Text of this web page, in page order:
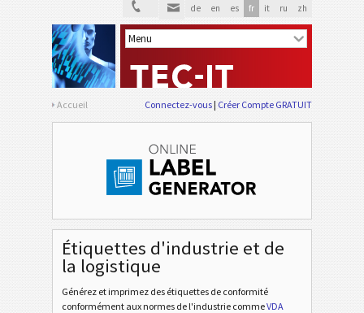
de en es fr it ru zh
Accueil Connectez-vous Créer Compte GRATUIT
Étiquettes d'industrie et de
la logistique
Générez et imprimez des étiquettes de conformité
conformément aux normes de l'industrie commeVDA